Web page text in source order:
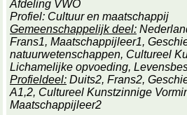
Afdeling VWO
Profiel: Cultuur en maatschappij
Gemeenschappelijk deel:
Frans1, Maatschappijleer1,
natuurwetenschappen, Cultureel
Lichamelijke opvoeding,
Profieldeel: Duits2, Frans2,
A1,2, Cultureel Kunstzinnige
Maatschappijleer2